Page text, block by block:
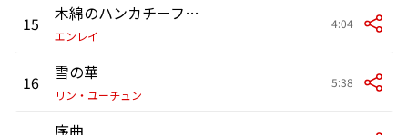
15 木綿のハンカチーフ(木綿的手)
エンレイ
4:04
16 雪の華
リン・ユーチュン
5:38
序曲